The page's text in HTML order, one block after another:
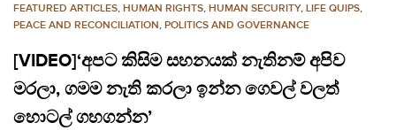
FEATURED ARTICLES, HUMAN RIGHTS, HUMAN SECURITY, LIFE QUIPS,
PEACE AND RECONCILIATION, POLITICS AND GOVERNANCE
[VIDEO]‘අපට කිසිම සහනයක් නැතිනම් අපිව
මරලා, ගමම නැති කරලා ඉන්න ගෙවල් වලත්
හොටල් ගහගන්න’